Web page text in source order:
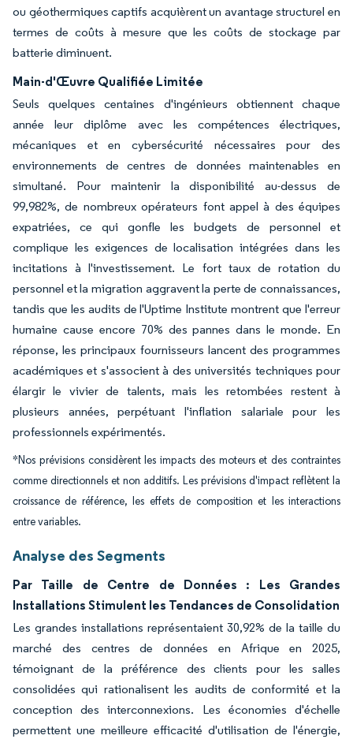
ou géothermiques captifs acquièrent un avantage structurel en
termes de coûts à mesure que les coûts de stockage par
batterie diminuent.
Main-d'Œuvre Qualifiée Limitée
Seuls quelques centaines d'ingénieurs obtiennent chaque
année leur diplôme avec les compétences électriques,
mécaniques et en cybersécurité nécessaires pour des
environnements de centres de données maintenables en
simultané. Pour maintenir la disponibilité au-dessus de
99,982%, de nombreux opérateurs font appel à des équipes
expatriées, ce qui gonfle les budgets de personnel et
complique les exigences de localisation intégrées dans les
incitations à l'investissement. Le fort taux de rotation du
personnel et la migration aggravent la perte de connaissances,
tandis que les audits de l'Uptime Institute montrent que l'erreur
humaine cause encore 70% des pannes dans le monde. En
réponse, les principaux fournisseurs lancent des programmes
académiques et s'associent à des universités techniques pour
élargir le vivier de talents, mais les retombées restent à
plusieurs années, perpétuant l'inflation salariale pour les
professionnels expérimentés.
*Nos prévisions considèrent les impacts des moteurs et des contraintes
comme directionnels et non additifs. Les prévisions d'impact reflètent la
croissance de référence, les effets de composition et les interactions
entre variables.
Analyse des Segments
Par Taille de Centre de Données : Les Grandes
Installations Stimulent les Tendances de Consolidation
Les grandes installations représentaient 30,92% de la taille du
marché des centres de données en Afrique en 2025,
témoignant de la préférence des clients pour les salles
consolidées qui rationalisent les audits de conformité et la
conception des interconnexions. Les économies d'échelle
permettent une meilleure efficacité d'utilisation de l'énergie,